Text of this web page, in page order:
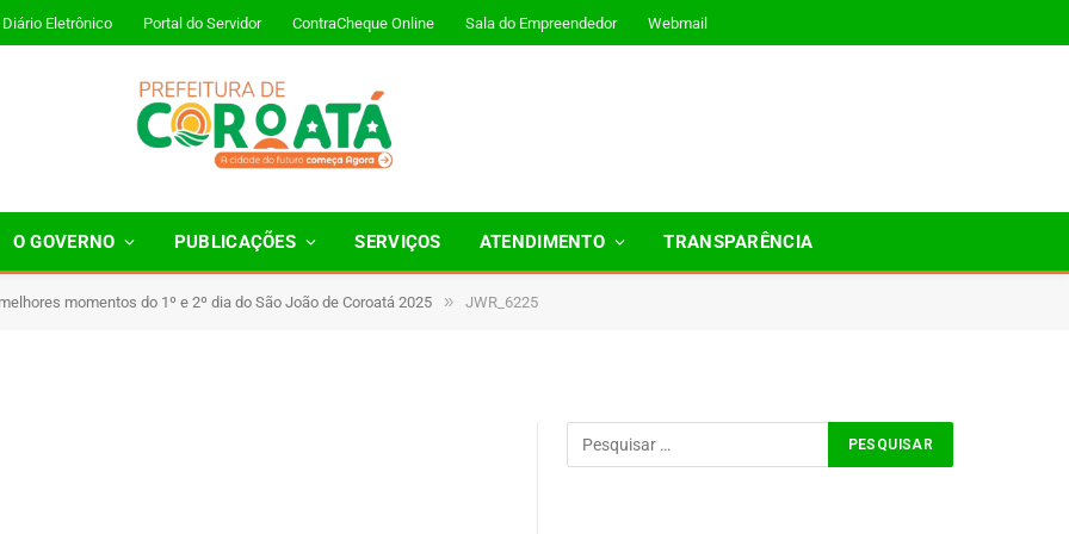
Diário Eletrônico Portal do Servidor ContraCheque Online Sala do Empreendedor Webmail
O GOVERNO PUBLICAÇÕES SERVIÇOS ATENDIMENTO TRANSPARÊNCIA
momentos do 1º e 2º dia do São João de Coroatá 2025 » JWR_6225